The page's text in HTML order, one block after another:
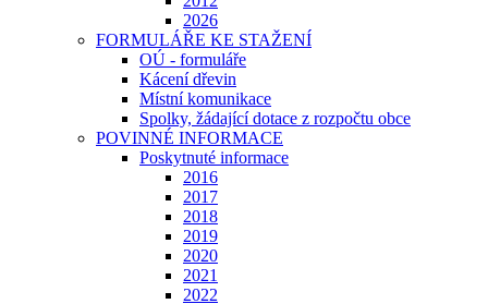
2026
FORMULÁŘE KE STAŽENÍ
OÚ - formuláře
Kácení dřevin
Místní komunikace
Spolky, žádající dotace z rozpočtu obce
POVINNÉ INFORMACE
Poskytnuté informace
2016
2017
2018
2019
2020
2021
2022